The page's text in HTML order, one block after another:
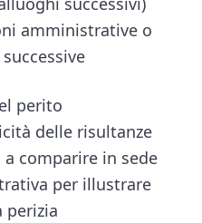
amministrative o
perito
delle risultanze
comparire in sede
per illustrare
perizia